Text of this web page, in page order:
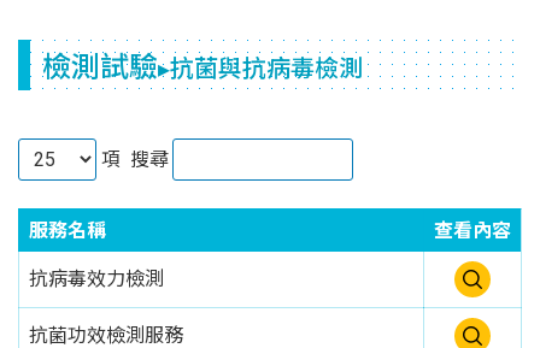
檢測試驗▸抗菌與抗病毒檢測
項 搜尋
服務名稱 查看內容
抗病毒效力檢測
抗菌功效檢測服務